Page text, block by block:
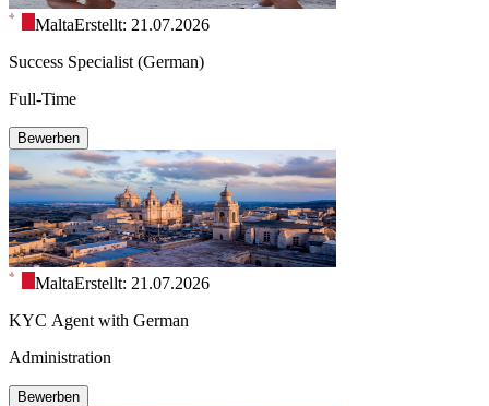
MaltaErstellt: 21.07.2026
Success Specialist (German)
Full-Time
Bewerben
MaltaErstellt: 21.07.2026
KYC Agent with German
Administration
Bewerben